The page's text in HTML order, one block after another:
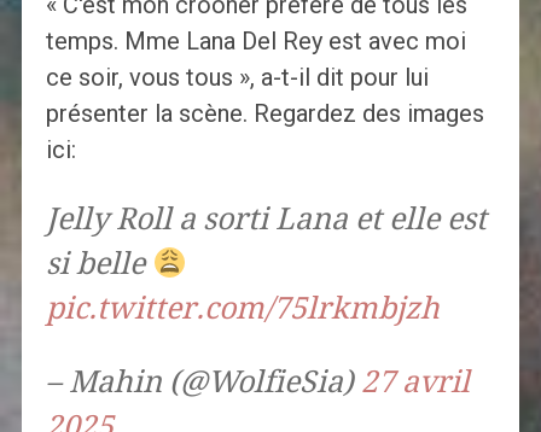
temps. Mme Lana Del Rey est avec moi
ce soir, vous tous », a-t-il dit pour lui
présenter la scène. Regardez des images
ici:
Jelly Roll a sorti Lana et elle est
si belle
pic.twitter.com/75lrkmbjzh
– Mahin (@WolfieSia) 27 avril